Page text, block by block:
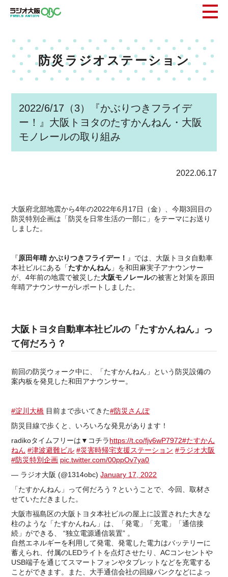
防災ラジオステーション
2022/6/17（3）『かぶりつきフライデ
ー！』大阪トヨタのたすかんねん・大阪
モノレールの取り組み
2022.06.17
大阪府北部地震から4年の2022年6月17日（金）、今期3回目の
防災特別企画は「防災を日常生活の一部に」をテーマにお送り
しました。
『原田年晴 かぶりつきフライデー！ 』では、大阪トヨタ自動車
本社ビルにある「たすかんねん 」を和田麻実子アナウンサー
が、4年前の地震で被災した大阪モノレールの被害と対策を原田
年晴アナウンサーがレポートしました。
大阪トヨタ自動車本社ビルの「たすかんねん」っ
て何だろう？
前回の防災ウォーク中に、「たすかんねん」という防災設備の
案内板を発見した和田アナウンサー。
#淀川大橋 目前まで歩いてきた#防災さんぽ
防災目線で歩くと、いろいろな発見があります！
radikoタイムフリーは▼コチラhttps://t.co/fjv6wP7972#たすかん
ねん #津波避難ビル #災害時帰宅支援ステーション #ラジオ大阪
#防災特別企画 pic.twitter.com/00ppOv7ya0
— ラジオ大阪 (@1314obc)January 17, 2022
「たすかんねん」って何だろう？ということで、今回、取材さ
せていただきました。
大阪市福島区の大阪トヨタ本社ビルの屋上に設置された大きな
柱のような「たすかんねん」は、「発電」「充電」「通信接
続」ができる、 “独立電源通信装置” 。
自然エネルギーを利用して発電、発電した電力はバッテリーに
蓄えられ、付属のLEDライトを点灯させたり、ACコンセントや
USB端子を通じてスマートフォンやタブレットなどを充電する
ことができます。また、大手通信会社の回線パンクなどによっ